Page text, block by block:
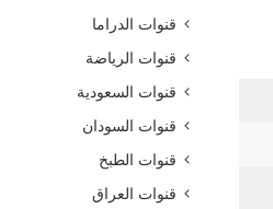
قنوات الدراما
قنوات الرياضة
قنوات السعودية
قنوات السودان
قنوات الطبخ
قنوات العراق